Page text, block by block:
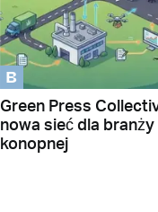
B
Green Press
nowa sieć dla branży
konopnej